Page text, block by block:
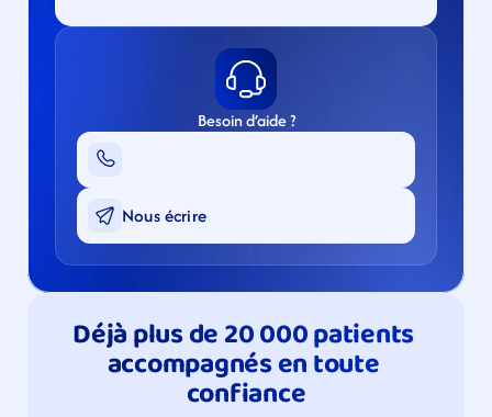
Besoin d’aide ?
Nous écrire
Déjà plus de 20 000 patients
accompagnés en toute
confiance